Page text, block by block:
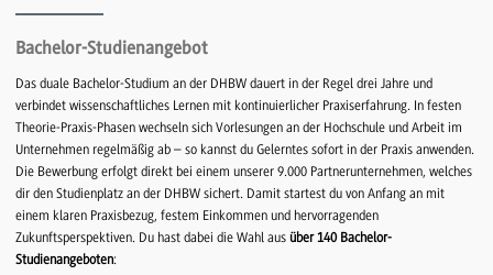
Bachelor-Studienangebot
Das duale Bachelor-Studium an der DHBW dauert in der Regel drei Jahre und
verbindet wissenschaftliches Lernen mit kontinuierlicher Praxiserfahrung. In festen
Theorie-Praxis-Phasen wechseln sich Vorlesungen an der Hochschule und Arbeit im
Unternehmen regelmäßig ab – so kannst du Gelerntes sofort in der Praxis anwenden.
Die Bewerbung erfolgt direkt bei einem unserer 9.000 Partnerunternehmen, welches
dir den Studienplatz an der DHBW sichert. Damit startest du von Anfang an mit
einem klaren Praxisbezug, festem Einkommen und hervorragenden
Zukunftsperspektiven. Du hast dabei die Wahl aus über 140 Bachelor-
Studienangeboten: